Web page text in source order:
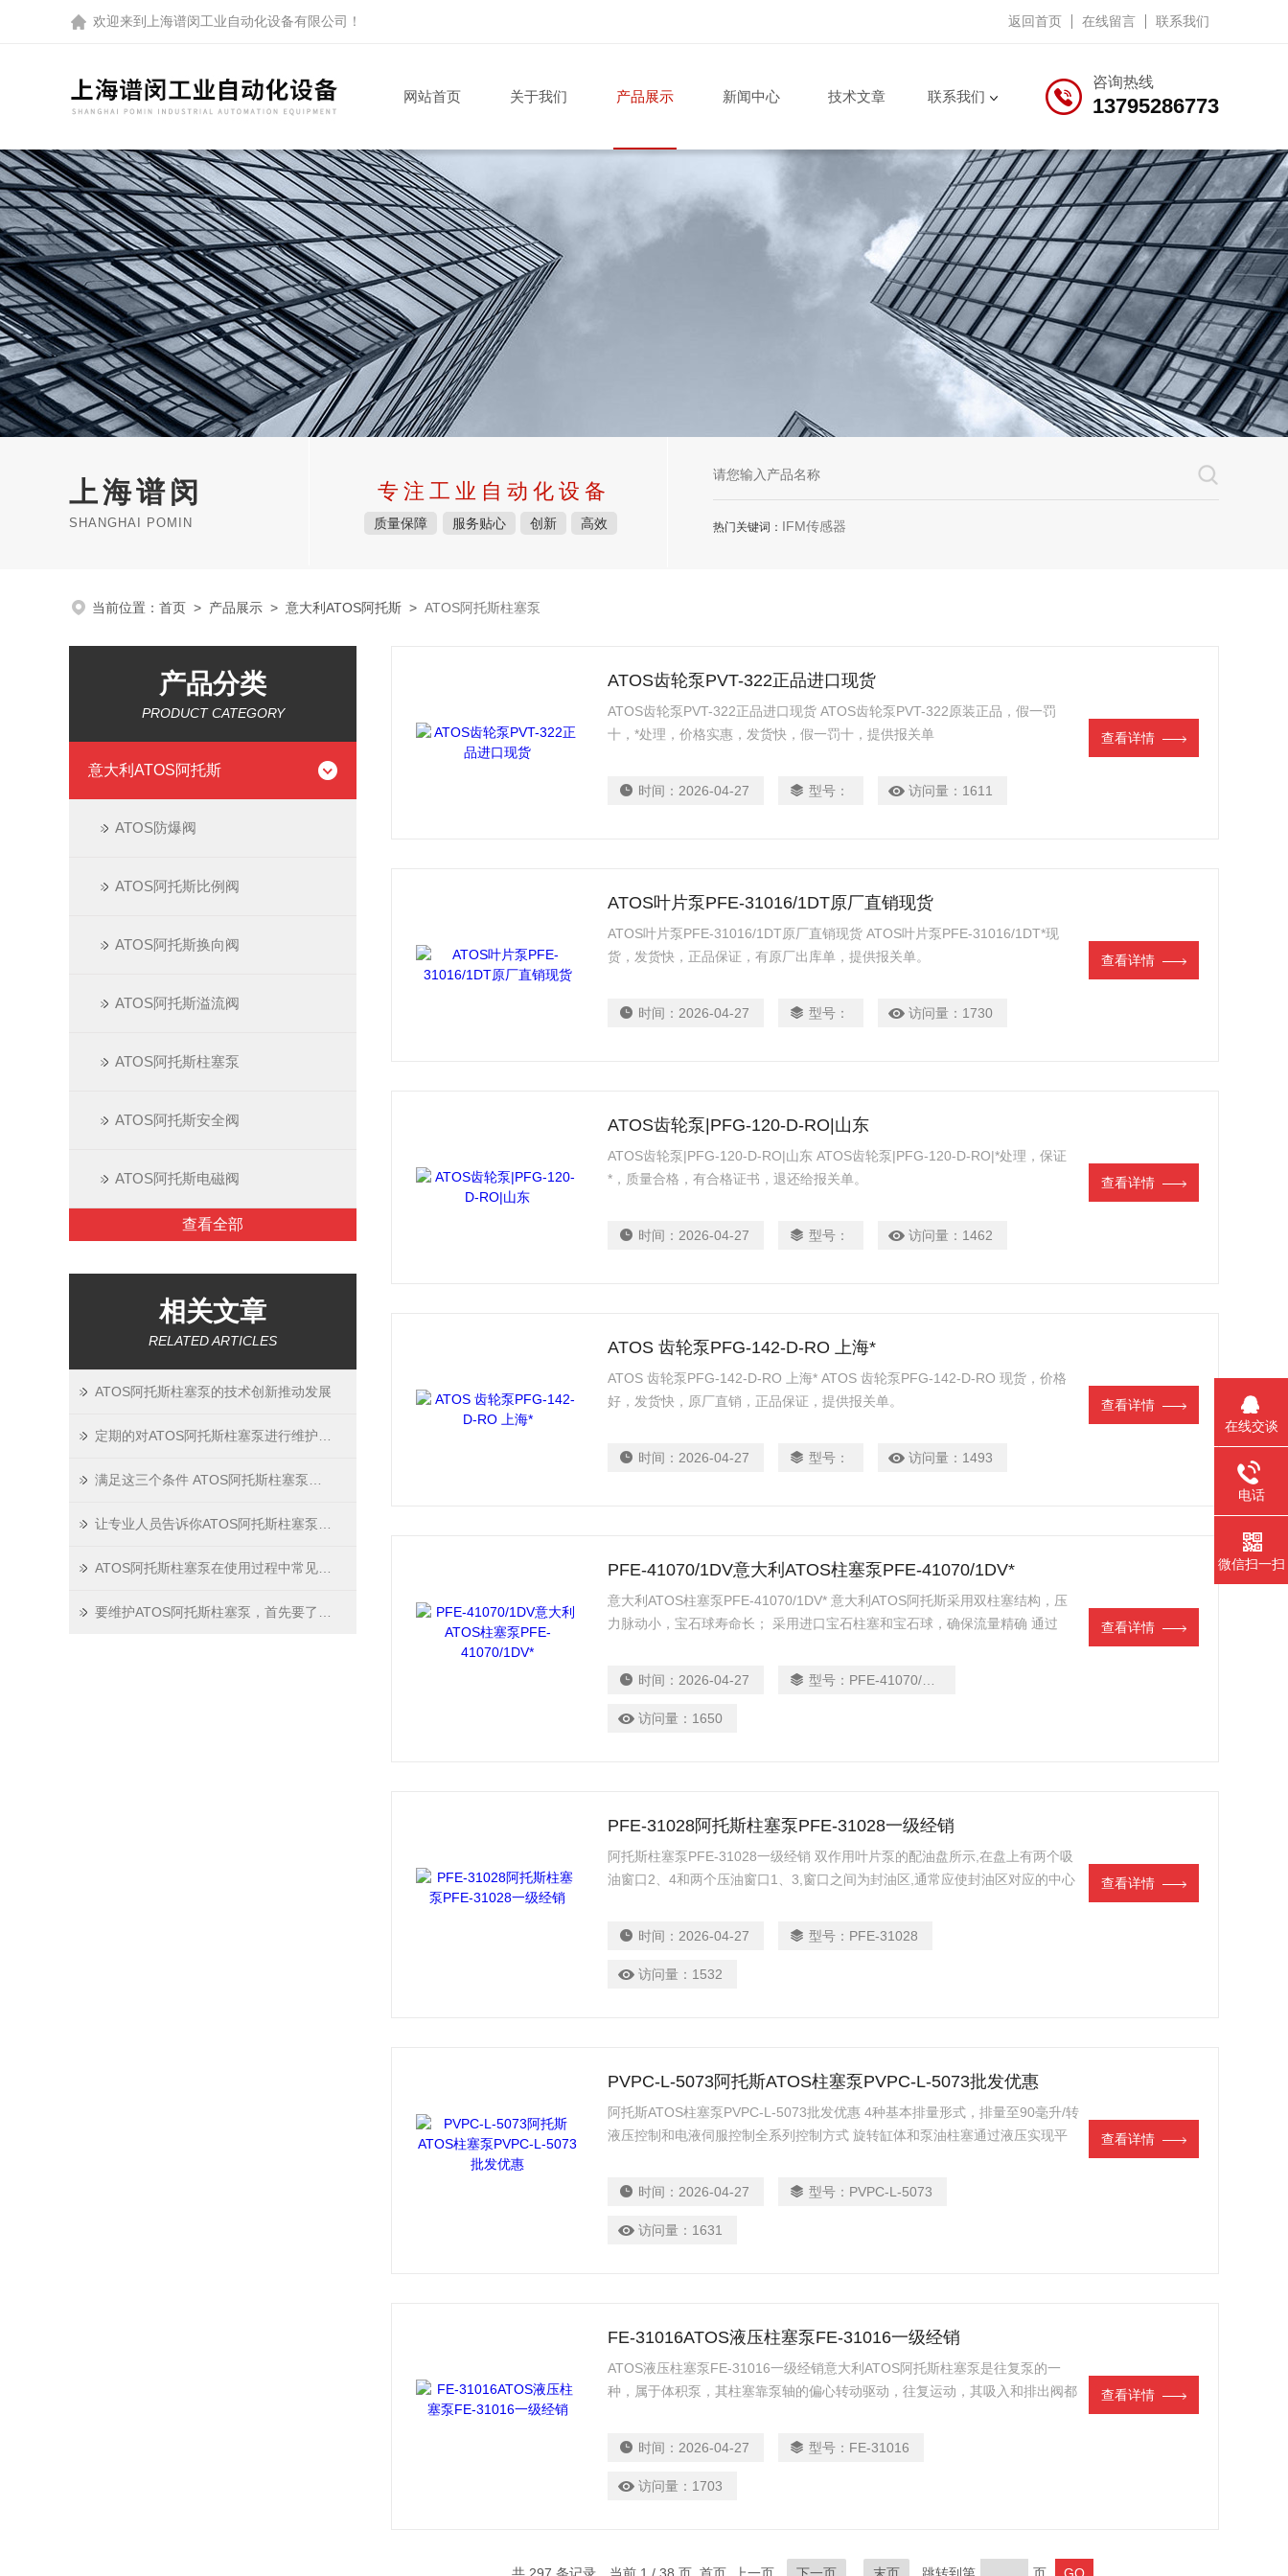
欢迎来到 上海谱闵工业自动化设备有限公司 ！ 返回首页 在线留言 联系我们
咨询热线
13795286773
网站首页 关于我们 产品展示 新闻中心 技术文章 联系我们
上海谱闵
SHANGHAI POMIN
专注工业自动化设备
质量保障 服务贴心 创新 高效 热门关键词： IFM传感器
当前位置： 首页 > 产品展示 > 意大利ATOS阿托斯 > ATOS阿托斯柱塞泵
产品分类
PRODUCT CATEGORY
意大利ATOS阿托斯
ATOS防爆阀
ATOS阿托斯比例阀
ATOS阿托斯换向阀
ATOS阿托斯溢流阀
ATOS阿托斯柱塞泵
ATOS阿托斯安全阀
ATOS阿托斯电磁阀
查看全部
相关文章
RELATED ARTICLES
ATOS阿托斯柱塞泵的技术创新推动发展
ATOS齿轮泵PVT-322正品进口现货
ATOS齿轮泵PVT-322正品进口现货 ATOS齿轮泵PVT-322原装正品，假一罚
十，*处理，价格实惠，发货快，假一罚十，提供报关单
时间： 2026-04-27 型号： 访问量： 1611
查看详情
ATOS叶片泵PFE-31016/1DT原厂直销现货
ATOS叶片泵PFE-31016/1DT原厂直销现货 ATOS叶片泵PFE-31016/1DT*现
货，发货快，正品保证，有原厂出库单，提供报关单。
时间： 2026-04-27 型号： 访问量： 1730
查看详情
ATOS齿轮泵|PFG-120-D-RO|山东
ATOS齿轮泵|PFG-120-D-RO|山东 ATOS齿轮泵|PFG-120-D-RO|*处理，保证
*，质量合格，有合格证书，退还给报关单。
时间： 2026-04-27 型号： 访问量： 1462
查看详情
ATOS 齿轮泵PFG-142-D-RO 上海*
ATOS 齿轮泵PFG-142-D-RO 上海* ATOS 齿轮泵PFG-142-D-RO 现货，价格
好，发货快，原厂直销，正品保证，提供报关单。
时间： 2026-04-27 型号： 访问量： 1493
查看详情
PFE-41070/1DV意大利ATOS柱塞泵PFE-41070/1DV*
意大利ATOS柱塞泵PFE-41070/1DV* 意大利ATOS阿托斯采用双柱塞结构，压
力脉动小，宝石球寿命长； 采用进口宝石柱塞和宝石球，确保流量精确 通过
设定流量
时间： 2026-04-27 型号： PFE-41070/1DV
访问量： 1650
查看详情
PFE-31028阿托斯柱塞泵PFE-31028一级经销
阿托斯柱塞泵PFE-31028一级经销 双作用叶片泵的配油盘所示,在盘上有两个吸
油窗口2、4和两个压油窗口1、3,窗口之间为封油区,通常应使封油区对应的中心
时间： 2026-04-27 型号： PFE-31028
访问量： 1532
查看详情
PVPC-L-5073阿托斯ATOS柱塞泵PVPC-L-5073批发优惠
阿托斯ATOS柱塞泵PVPC-L-5073批发优惠 4种基本排量形式，排量至90毫升/转
液压控制和电液伺服控制全系列控制方式 旋转缸体和泵油柱塞通过液压实现平
时间： 2026-04-27 型号： PVPC-L-5073
访问量： 1631
查看详情
FE-31016ATOS液压柱塞泵FE-31016一级经销
ATOS液压柱塞泵FE-31016一级经销意大利ATOS阿托斯柱塞泵是往复泵的一
种，属于体积泵，其柱塞靠泵轴的偏心转动驱动，往复运动，其吸入和排出阀都
中拉出或推回，完成吸排油过程。
时间： 2026-04-27 型号： FE-31016
访问量： 1703
查看详情
在线交谈
电话
微信扫一扫